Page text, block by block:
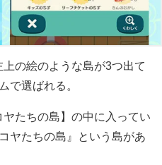
の絵のような島が3つ出て
で選ばれる。
ヤたちの島】の中に入ってい
ヤたちの島』という島があ